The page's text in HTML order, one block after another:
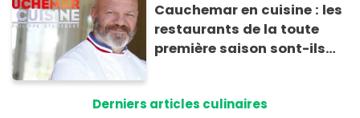
Cauchemar en cuisine : les
restaurants de la toute
première saison sont-ils
Derniers articles culinaires